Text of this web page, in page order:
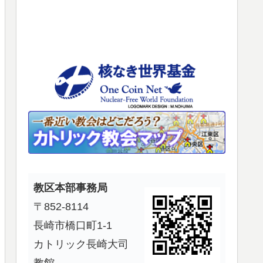
く
さ
い。
教区本部事務局
〒852-8114
長崎市橋口町1-1
カトリック長崎大司